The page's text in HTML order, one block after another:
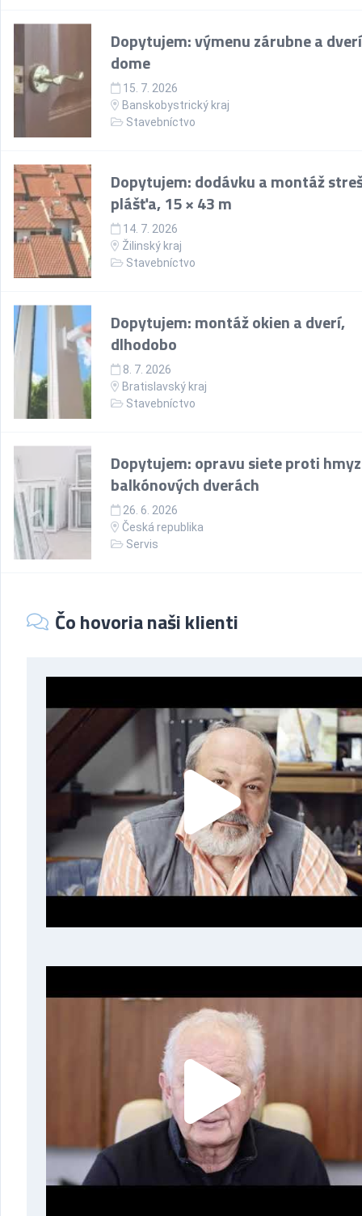
Dopytujem: výmenu zárubne a
dome
15. 7. 2026
Banskobystrický kraj
Stavebníctvo
Dopytujem: dodávku a montáž
plášťa, 15 × 43 m
14. 7. 2026
Žilinský kraj
Stavebníctvo
Dopytujem: montáž okien a dverí,
dlhodobo
8. 7. 2026
Bratislavský kraj
Stavebníctvo
Dopytujem: opravu siete proti
balkónových dverách
26. 6. 2026
Česká republika
Servis
Čo hovoria naši klienti